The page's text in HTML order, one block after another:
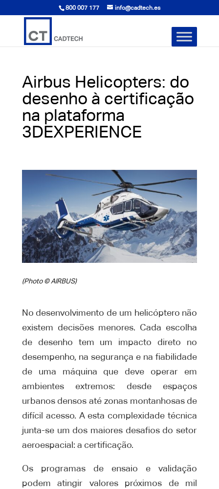
800 007 177 info@cadtech.es
Airbus Helicopters: do
desenho à certificação
na plataforma
3DEXPERIENCE
(Photo © AIRBUS)
No desenvolvimento de um helicóptero não
existem decisões menores. Cada escolha
de desenho tem um impacto direto no
desempenho, na segurança e na fiabilidade
de uma máquina que deve operar em
ambientes extremos: desde espaços
urbanos densos até zonas montanhosas de
difícil acesso. A esta complexidade técnica
junta-se um dos maiores desafios do setor
aeroespacial: a certificação.
Os programas de ensaio e validação
podem atingir valores próximos de mil